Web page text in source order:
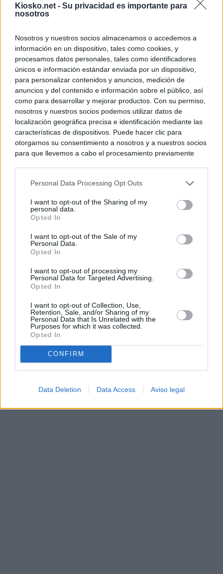
Kiosko.net - Su privacidad es importante para
nosotros
Nosotros y nuestros socios almacenamos o accedemos a
información en un dispositivo, tales como cookies, y
procesamos datos personales, tales como identificadores
únicos e información estándar enviada por un dispositivo,
para personalizar contenidos y anuncios, medición de
anuncios y del contenido e información sobre el público, así
como para desarrollar y mejorar productos. Con su permiso,
nosotros y nuestros socios podemos utilizar datos de
localización geográfica precisa e identificación mediante las
características de dispositivos. Puede hacer clic para
otorgarnos su consentimiento a nosotros y a nuestros socios
para que llevemos a cabo el procesamiento previamente
negar su consentimiento. Tenga en cuenta que algún
de su consentimiento, pero usted tiene el derecho de
rechazar tal procesamiento. Sus preferencias se aplicarán
cualquier momento entrando de nuevo en este sitio web o
visitando nuestra política de privacidad.
Personal Data Processing Opt Outs
I want to opt-out of the Sharing of my
personal data.
Opted In
I want to opt-out of the Sale of my
Personal Data.
Opted In
I want to opt-out of processing my
Personal Data for Targeted Advertising.
Opted In
I want to opt-out of Collection, Use,
Retention, Sale, and/or Sharing of my
Personal Data that Is Unrelated with the
Purposes for which it was collected.
Opted In
CONFIRM
Data Deletion Data Access Aviso legal